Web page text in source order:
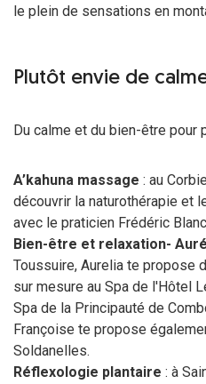
le plein de sensations en
Plutôt envie de
Du calme et du bien-être pour
A’kahuna massage : au
découvrir la naturothérapie et
avec le praticien Frédéric
Bien-être et relaxation-
Toussuire, Aurelia te propose
sur mesure au Spa de l'Hôtel
Spa de la Principauté de
Françoise te propose
Soldanelles.
Réflexologie plantaire : à